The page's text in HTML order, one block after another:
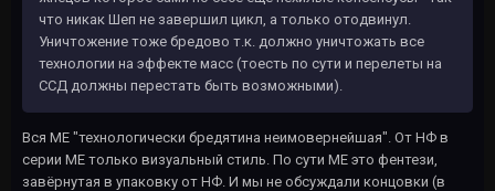
что никак Шеп не завершил цикл, а только отодвинул.
Уничтожение тоже бредово т.к. должно уничтожать все
технологии на эффекте масс (тоесть по сути и перелеты на
ССД должны перестать быть возможными).
Вся МЕ "технологически бредятина неимовернейшая". От НФ в
серии МЕ только визуальный стиль. По сути МЕ это фентези,
завёрнутая в упаковку от НФ. И мы не обсуждали концовки (в